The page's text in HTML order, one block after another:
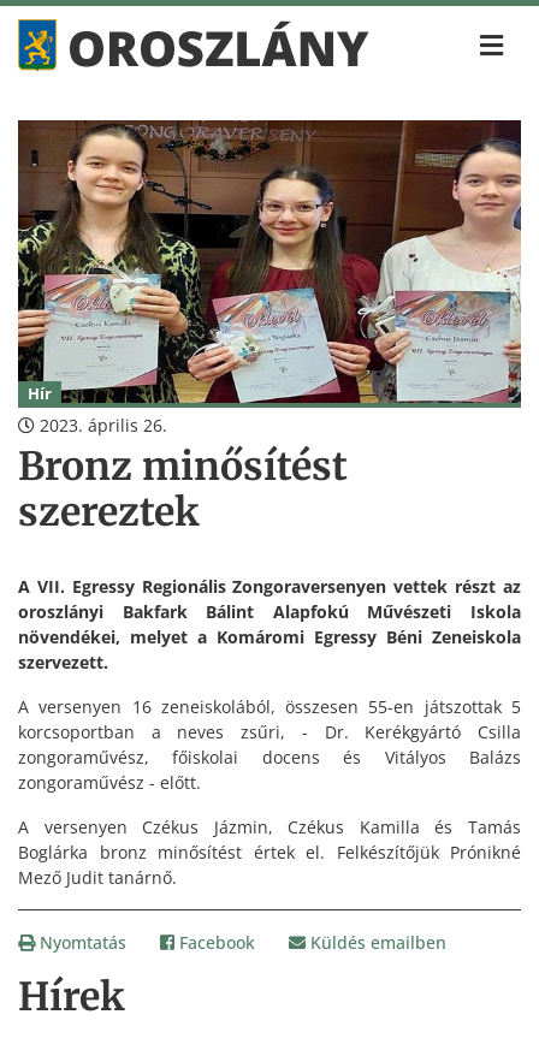
Hírek
Hír
2023. április 26.
Bronz minősítést
szereztek
A VII. Egressy Regionális Zongoraversenyen vettek részt az
oroszlányi Bakfark Bálint Alapfokú Művészeti Iskola
növendékei, melyet a Komáromi Egressy Béni Zeneiskola
szervezett.
A versenyen 16 zeneiskolából, összesen 55-en játszottak 5
korcsoportban a neves zsűri, - Dr. Kerékgyártó Csilla
zongoraművész, főiskolai docens és Vitályos Balázs
zongoraművész - előtt.
A versenyen Czékus Jázmin, Czékus Kamilla és Tamás
Boglárka bronz minősítést értek el. Felkészítőjük Prónikné
Mező Judit tanárnő.
Nyomtatás Facebook Küldés emailben